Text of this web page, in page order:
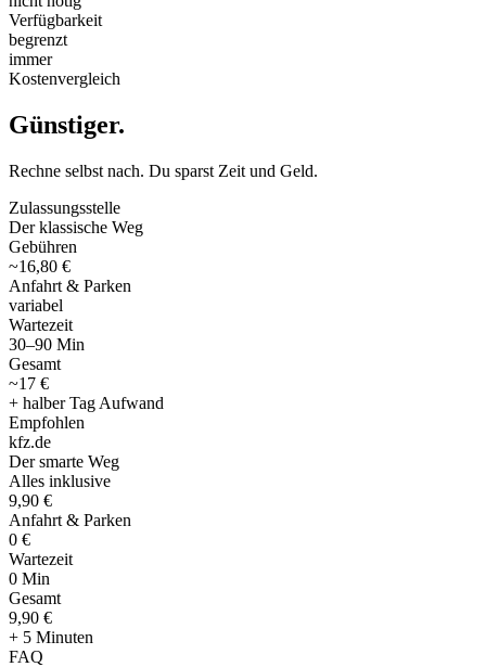
Verfügbarkeit
begrenzt
immer
Kostenvergleich
Günstiger.
Rechne selbst nach. Du sparst Zeit und Geld.
Zulassungsstelle
Der klassische Weg
Gebühren
~16,80 €
Anfahrt & Parken
variabel
Wartezeit
30–90 Min
Gesamt
~17 €
+ halber Tag Aufwand
Empfohlen
kfz.de
Der smarte Weg
Alles inklusive
9,90 €
Anfahrt & Parken
0 €
Wartezeit
0 Min
Gesamt
9,90 €
+ 5 Minuten
FAQ